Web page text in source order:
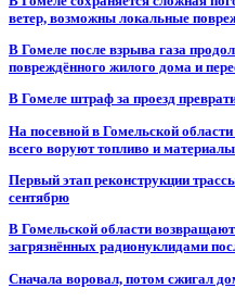
ветер, возможны локальные
В Гомеле после взрыва газа
повреждённого жилого дома и
В Гомеле штраф за проезд
На посевной в Гомельской
всего воруют топливо и материалы
Первый этап реконструкции
сентябрю
В Гомельской области
загрязнённых радионуклидами
Сначала воровал, потом сжигал